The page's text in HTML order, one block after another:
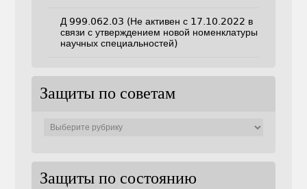
Д 999.062.03 (Не активен с 17.10.2022 в
связи с утверждением новой номенклатуры
научных специальностей)
Защиты по советам
Защиты по состоянию